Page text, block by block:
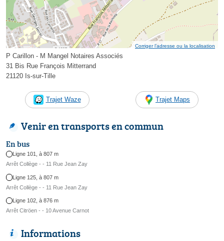
Corriger l’adresse ou la localisation
P Carillon - M Mangel Notaires Associés
31 Bis Rue François Mitterrand
21120 Is-sur-Tille
Trajet Waze Trajet Maps
Venir en transports en commun
En bus
Ligne 101, à 807 m
Arrêt Collège - - 11 Rue Jean Zay
Ligne 125, à 807 m
Arrêt Collège - - 11 Rue Jean Zay
Ligne 102, à 876 m
Arrêt Citröen - - 10 Avenue Carnot
Informations